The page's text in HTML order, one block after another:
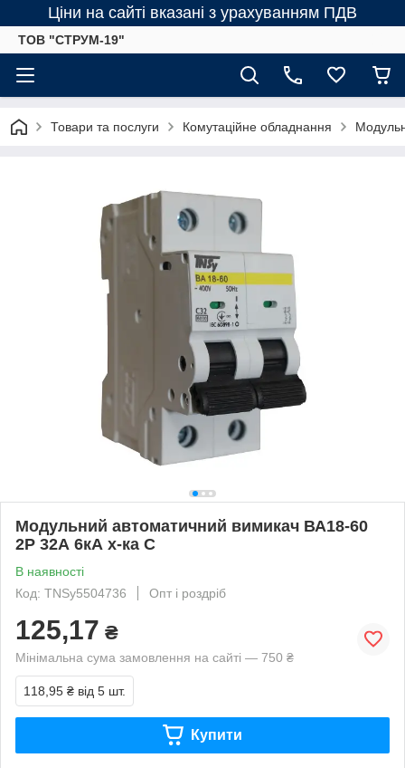
Ціни на сайті вказані з урахуванням ПДВ
ТОВ "СТРУМ-19"
Товари та послуги Комутаційне обладнання
Модульний автоматичний вимикач ВА18-60
2Р 32А 6кА х-ка C
В наявності
Код: TNSy5504736
Опт і роздріб
125,17 ₴
Мінімальна сума замовлення на сайті — 750 ₴
118,95 ₴ від 5 шт.
Купити